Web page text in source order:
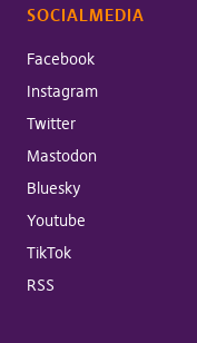
SOCIALMEDIA
Facebook
Instagram
Twitter
Mastodon
Bluesky
Youtube
TikTok
RSS